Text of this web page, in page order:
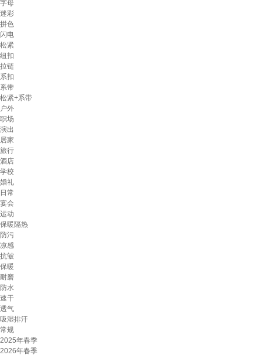
字母
迷彩
拼色
闪电
松紧
纽扣
拉链
系扣
系带
松紧+系带
户外
职场
演出
居家
旅行
酒店
学校
婚礼
日常
宴会
运动
保暖隔热
防污
凉感
抗皱
保暖
耐磨
防水
速干
透气
吸湿排汗
常规
2025年春季
2026年春季